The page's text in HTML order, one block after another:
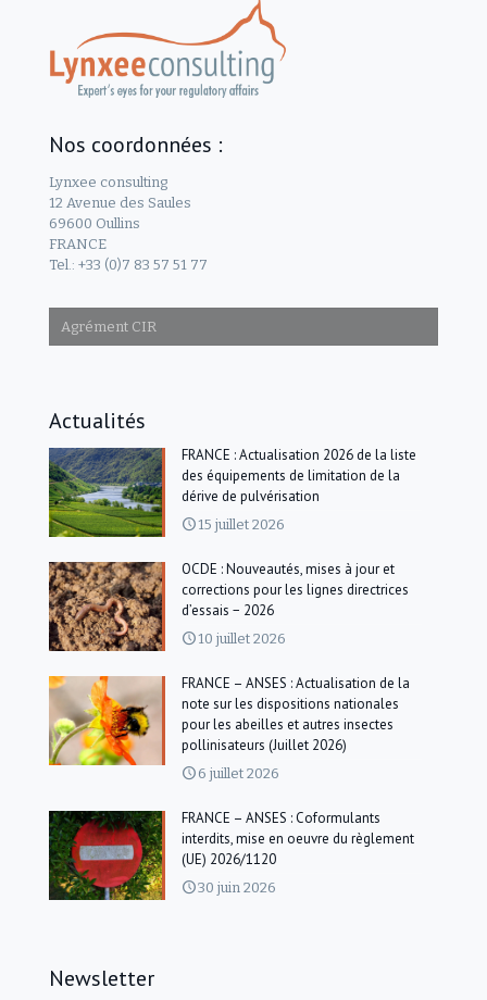
Nos coordonnées :
Lynxee consulting
12 Avenue des Saules
69600 Oullins
FRANCE
Tel.: +33 (0)7 83 57 51 77
Agrément CIR
Actualités
FRANCE : Actualisation 2026 de la liste
des équipements de limitation de la
dérive de pulvérisation
15 juillet 2026
OCDE : Nouveautés, mises à jour et
corrections pour les lignes directrices
d’essais − 2026
10 juillet 2026
FRANCE – ANSES : Actualisation de la
note sur les dispositions nationales
pour les abeilles et autres insectes
pollinisateurs (Juillet 2026)
6 juillet 2026
FRANCE – ANSES : Coformulants
interdits, mise en oeuvre du règlement
(UE) 2026/1120
30 juin 2026
Newsletter